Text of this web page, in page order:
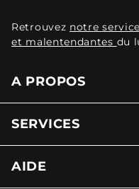
Retrouvez notre
et malentendantes du
A PROPOS
SERVICES
AIDE